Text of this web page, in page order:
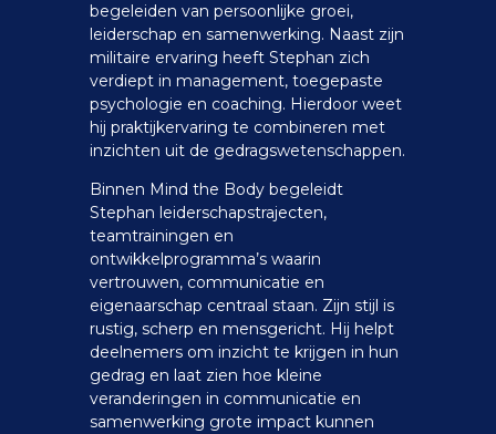
begeleiden van persoonlijke groei,
leiderschap en samenwerking. Naast zijn
militaire ervaring heeft Stephan zich
verdiept in management, toegepaste
psychologie en coaching. Hierdoor weet
hij praktijkervaring te combineren met
inzichten uit de gedragswetenschappen.
Binnen Mind the Body begeleidt
Stephan leiderschapstrajecten,
teamtrainingen en
ontwikkelprogramma’s waarin
vertrouwen, communicatie en
eigenaarschap centraal staan. Zijn stijl is
rustig, scherp en mensgericht. Hij helpt
deelnemers om inzicht te krijgen in hun
gedrag en laat zien hoe kleine
veranderingen in communicatie en
samenwerking grote impact kunnen